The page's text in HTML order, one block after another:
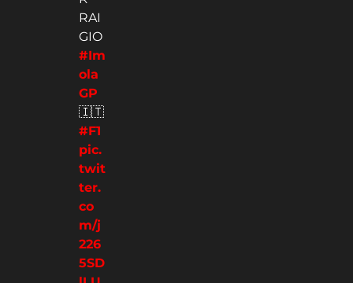
BOT
RIC
KVY
LEC
PER
SAI
NO
RAI
GIO
ola
GP
🇮🇹
#F1